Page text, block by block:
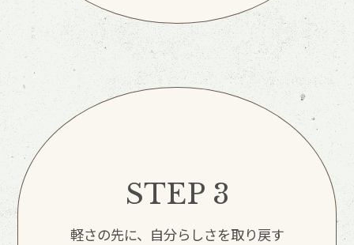
STEP 3
軽さの先に、自分らしさを取り戻す